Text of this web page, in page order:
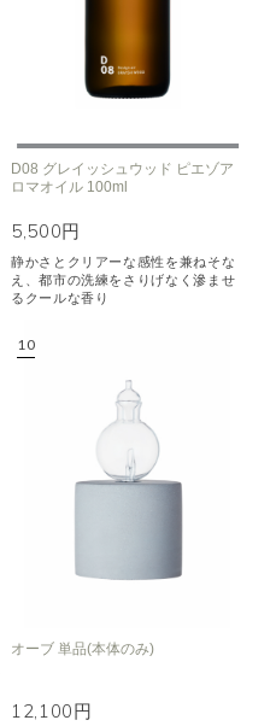
D08 グレイッシュウッド ピエゾア
ロマオイル 100ml
5,500円
静かさとクリアーな感性を兼ねそな
え、都市の洗練をさりげなく滲ませ
るクールな香り
オーブ 単品(本体のみ)
12,100円